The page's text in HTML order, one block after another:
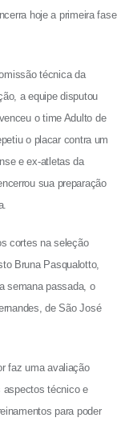
hoje a primeira fase
técnica da
a equipe disputou
o time Adulto de
o placar contra um
e ex-atletas da
sua preparação
cortes na seleção
Bruna Pasqualotto,
semana passada, o
de São José
faz uma avaliação
aspectos técnico e
para poder